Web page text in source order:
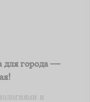
для города —
и